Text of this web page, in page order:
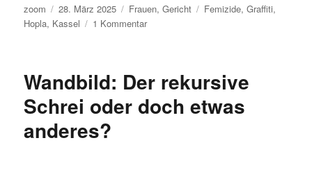
Autor
zoom
Veröffentlicht
am
28. März 2025 Kategorien
Frauen,Gericht Schlagwörter
Femizide,Graffiti,
Hopla, Kassel 1 Kommentarzu
HoPla
Wandbild: Der rekursive
Schrei oder doch etwas
anderes?